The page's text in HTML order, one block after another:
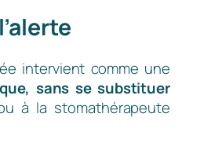
intervient comme une
sans se substituer
à la stomathérapeute